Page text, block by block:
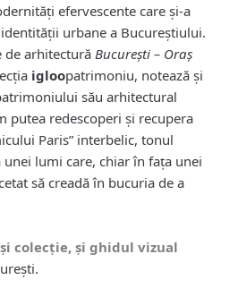
efervescente care și-a
urbane a Bucureștiului.
arhitectură București – Oraş
igloopatrimoniu, notează şi
său arhitectural
putea redescoperi și recupera
Paris” interbelic, tonul
lumi care, chiar în fața unei
să creadă în bucuria de a
colecție, și ghidul vizual
.